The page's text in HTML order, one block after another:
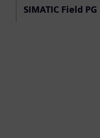
SIMATIC Field PG